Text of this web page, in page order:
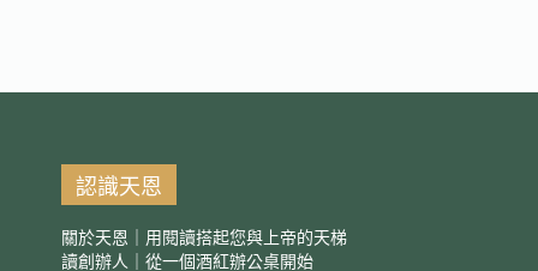
認識天恩
關於天恩｜用閱讀搭起您與上帝的天梯
讀創辦人｜從一個酒紅辦公桌開始